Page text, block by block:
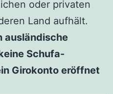
oder privaten
Land aufhält.
ausländische
Schufa-
Girokonto eröffnet